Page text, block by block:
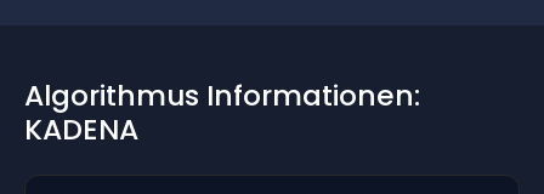
Algorithmus Informationen:
KADENA